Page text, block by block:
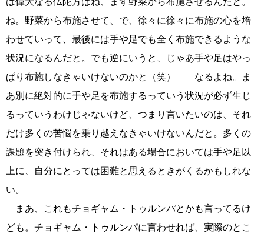
ね。野菜から布施させて、で、徐々に徐々に布施の心を培
わせていって、最後には手や足でも全く布施できるような
状況になるんだと。でも逆にいうと、じゃあ手や足はやっ
ぱり布施しなきゃいけないのかと（笑）――なるよね。ま
あ別に絶対的に手や足を布施するっていう状況が必ず生じ
るっていうわけじゃないけど、つまり言いたいのは、それ
だけ多くの苦悩を乗り越えなきゃいけないんだと。多くの
課題を突き付けられ、それはある場合においては手や足以
上に、自分にとっては困難と思えるときがくるかもしれな
い。
まあ、これもチョギャム・トゥルンパとかも言ってるけ
ども。チョギャム・トゥルンパに言わせれば、実際のとこ